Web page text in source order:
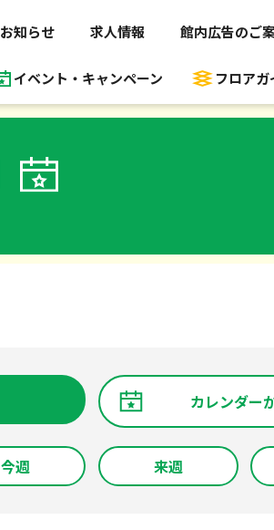
お知らせ 求人情報 館内広告のご
イベント・キャンペーン フロアガ
カレンダー
今週 来週